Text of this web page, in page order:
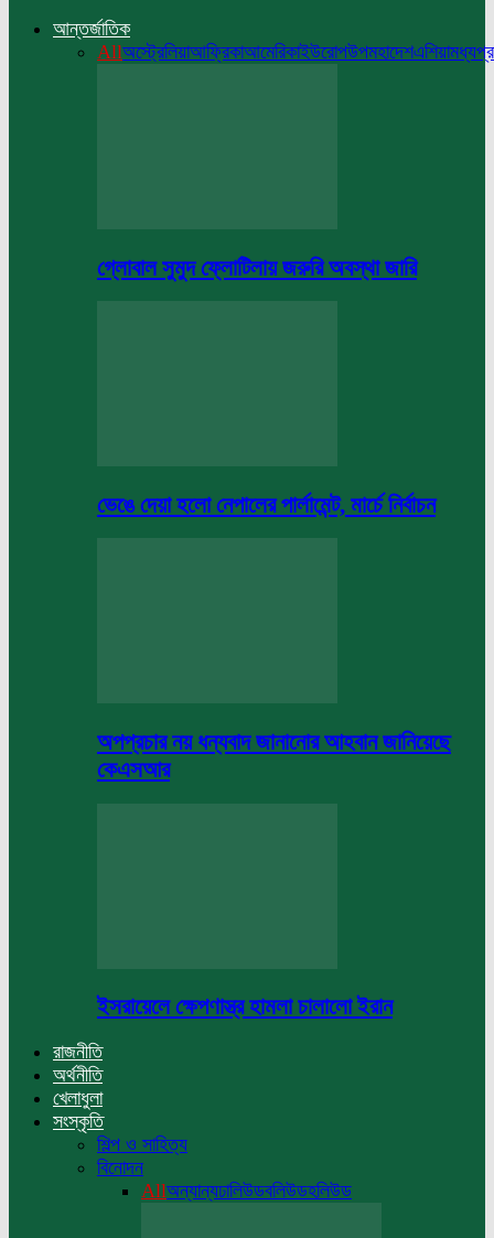
আন্তর্জাতিক
Allঅস্ট্রেলিয়াআফ্রিকাআমেরিকাইউরোপউপমহাদেশএশিয়া
গ্লোবাল সুমুদ ফ্লোটিলায় জরুরি অবস্থা জারি
ভেঙে দেয়া হলো নেপালের পার্লামেন্ট, মার্চে নির্বাচন
অপপ্রচার নয় ধন্যবাদ জানানোর আহবান জানিয়েছে
কেএসআর
ইসরায়েলে ক্ষেপণাস্ত্র হামলা চালালো ইরান
রাজনীতি
অর্থনীতি
খেলাধুলা
সংস্কৃতি
শিল্প ও সাহিত্য
বিনোদন
Allঅন্যান্যঢালিউডবলিউডহলিউড